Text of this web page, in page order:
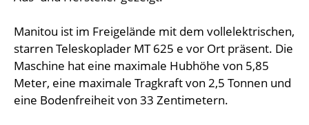
Manitou ist im Freigelände mit dem vollelektrischen,
starren Teleskoplader MT 625 e vor Ort präsent. Die
Maschine hat eine maximale Hubhöhe von 5,85
Meter, eine maximale Tragkraft von 2,5 Tonnen und
eine Bodenfreiheit von 33 Zentimetern.